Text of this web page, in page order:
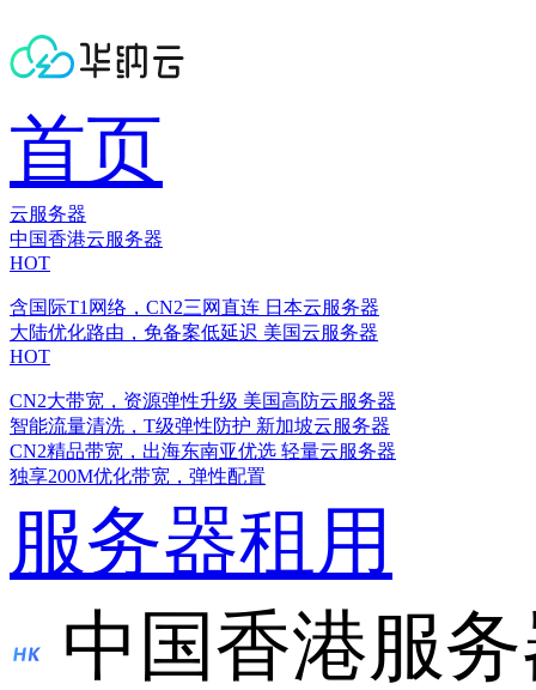
首页
云服务器
中国香港云服务器
HOT
含国际T1网络，CN2三网直连 日本云服务器
大陆优化路由，免备案低延迟 美国云服务器
HOT
CN2大带宽，资源弹性升级 美国高防云服务器
智能流量清洗，T级弹性防护 新加坡云服务器
CN2精品带宽，出海东南亚优选 轻量云服务器
独享200M优化带宽，弹性配置
服务器租用
中国香港服